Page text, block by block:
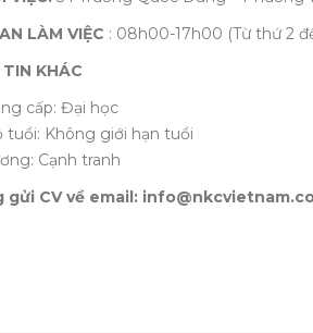
LÀM VIỆC : 08h00-17h00 (Từ thứ 2
KHÁC
cấp: Đại học
tuổi: Không giới hạn tuổi
Cạnh tranh
gửi CV về email: